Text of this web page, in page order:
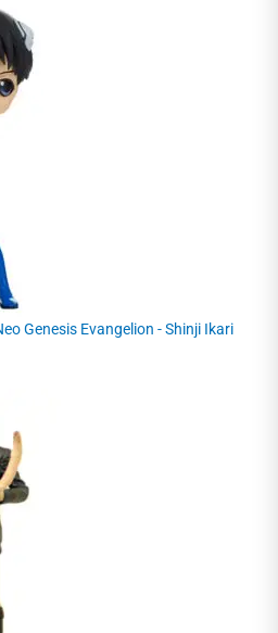
Genesis Evangelion - Shinji Ikari